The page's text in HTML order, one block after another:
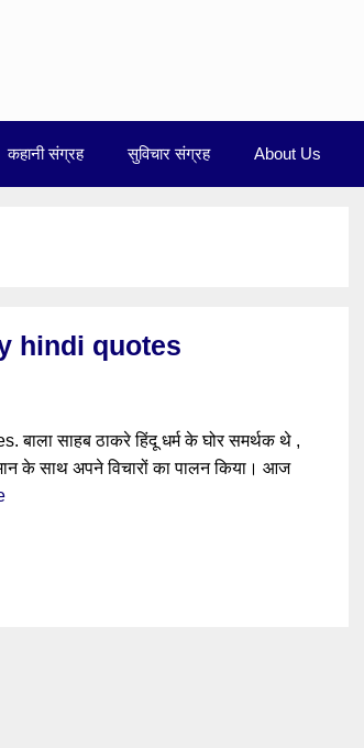
कहानी संग्रह सुविचार संग्रह About Us
hindi quotes
साहब ठाकरे हिंदू धर्म के घोर समर्थक थे ,
के साथ अपने विचारों का पालन किया। आज